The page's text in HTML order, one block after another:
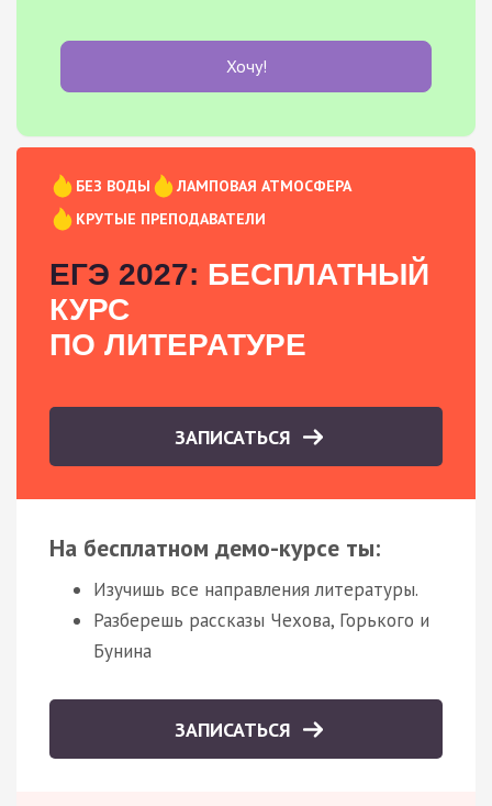
Хочу!
БЕЗ ВОДЫ
ЛАМПОВАЯ АТМОСФЕРА
КРУТЫЕ ПРЕПОДАВАТЕЛИ
ЕГЭ 2027: БЕСПЛАТНЫЙ
КУРС
ПО ЛИТЕРАТУРЕ
ЗАПИСАТЬСЯ
На бесплатном демо-курсе ты:
Изучишь все направления литературы.
Разберешь рассказы Чехова, Горького и
Бунина
ЗАПИСАТЬСЯ